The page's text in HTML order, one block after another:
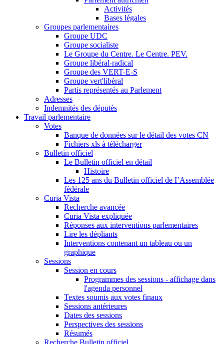
Activités
Bases légales
Groupes parlementaires
Groupe UDC
Groupe socialiste
Le Groupe du Centre. Le Centre. PEV.
Groupe libéral-radical
Groupe des VERT-E-S
Groupe vert'libéral
Partis représentés au Parlement
Adresses
Indemnités des députés
Travail parlementaire
Votes
Banque de données sur le détail des votes CN
Fichiers xls à télécharger
Bulletin officiel
Le Bulletin officiel en détail
Histoire
Les 125 ans du Bulletin officiel de I’Assemblée
fédérale
Curia Vista
Recherche avancée
Curia Vista expliquée
Réponses aux interventions parlementaires
Lire les dépliants
Interventions contenant un tableau ou un
graphique
Sessions
Session en cours
Programmes des sessions - affichage dans
l'agenda personnel
Textes soumis aux votes finaux
Sessions antérieures
Dates des sessions
Perspectives des sessions
Résumés